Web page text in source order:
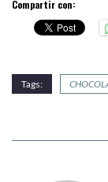
Compartir con:
Tags: